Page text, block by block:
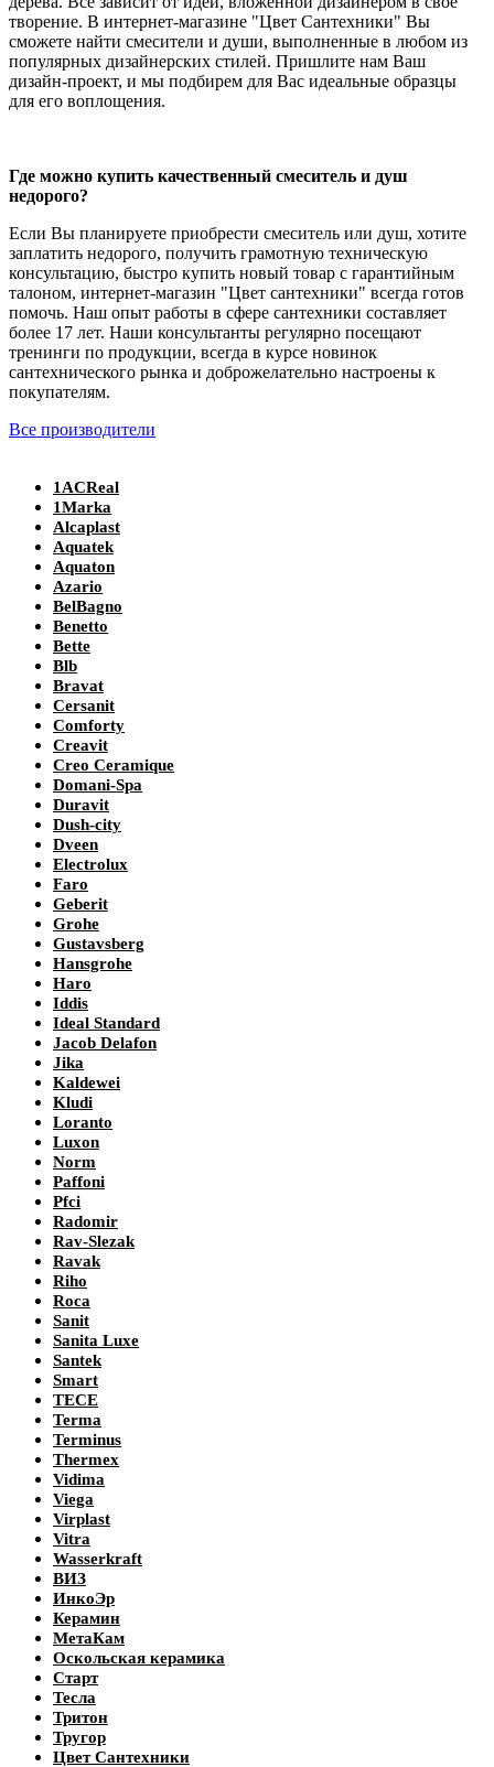
творение. В интернет-магазине "Цвет Сантехники" Вы
сможете найти смесители и души, выполненные в любом из
популярных дизайнерских стилей. Пришлите нам Ваш
дизайн-проект, и мы подбирем для Вас идеальные образцы
для его воплощения.
Где можно купить качественный смеситель и душ
недорого?
Если Вы планируете приобрести смеситель или душ, хотите
заплатить недорого, получить грамотную техническую
консультацию, быстро купить новый товар с гарантийным
талоном, интернет-магазин "Цвет сантехники" всегда готов
помочь. Наш опыт работы в сфере сантехники составляет
более 17 лет. Наши консультанты регулярно посещают
тренинги по продукции, всегда в курсе новинок
сантехнического рынка и доброжелательно настроены к
покупателям.
Все производители
1ACReal
1Marka
Alcaplast
Aquatek
Aquaton
Azario
BelBagno
Benetto
Bette
Blb
Bravat
Cersanit
Comforty
Creavit
Creo Ceramique
Domani-Spa
Duravit
Dush-city
Dveen
Electrolux
Faro
Geberit
Grohe
Gustavsberg
Hansgrohe
Haro
Iddis
Ideal Standard
Jacob Delafon
Jika
Kaldewei
Kludi
Loranto
Luxon
Norm
Paffoni
Pfci
Radomir
Rav-Slezak
Ravak
Riho
Roca
Sanit
Sanita Luxe
Santek
Smart
TECE
Terma
Terminus
Thermex
Vidima
Viega
Virplast
Vitra
Wasserkraft
ВИЗ
ИнкоЭр
Керамин
МетаКам
Оскольская керамика
Старт
Тесла
Тритон
Тругор
Цвет Сантехники